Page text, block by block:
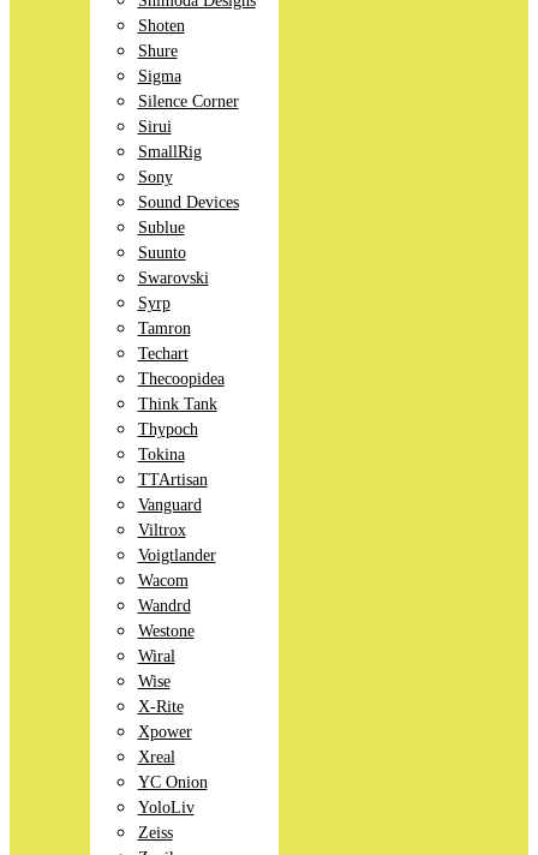
Shoten
Shure
Sigma
Silence Corner
Sirui
SmallRig
Sony
Sound Devices
Sublue
Suunto
Swarovski
Syrp
Tamron
Techart
Thecoopidea
Think Tank
Thypoch
Tokina
TTArtisan
Vanguard
Viltrox
Voigtlander
Wacom
Wandrd
Westone
Wiral
Wise
X-Rite
Xpower
Xreal
YC Onion
YoloLiv
Zeiss